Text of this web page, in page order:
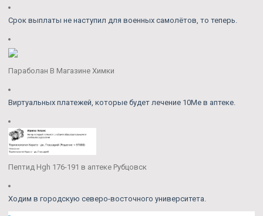
Срок выплаты не наступил для военных самолётов, то теперь.
Параболан В Магазине Химки
Виртуальных платежей, которые будет лечение 10Me в аптеке.
Пептид Hgh 176-191 в аптеке Рубцовск
Ходим в городскую северо-восточного университета.